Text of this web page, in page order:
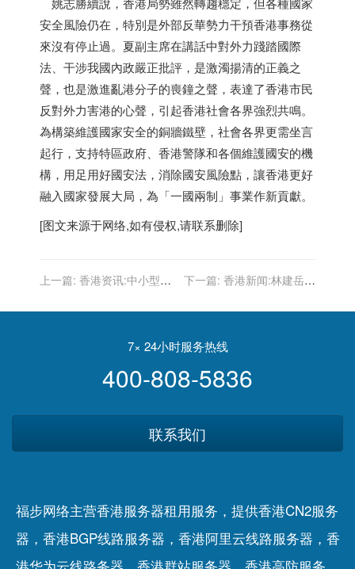
安全風險仍在，特別是外部反華勢力干預香港事務從
來沒有停止過。夏副主席在講話中對外力踐踏國際
法、干涉我國內政嚴正批評，是激濁揚清的正義之
聲，也是激進亂港分子的喪鐘之聲，表達了香港市民
反對外力害港的心聲，引起香港社會各界強烈共鳴。
為構築維護國家安全的銅牆鐵壁，社會各界更需坐言
起行，支持特區政府、 香港警隊和各個維護國安的機
構，用足用好國安法，消除國安風險點，讓香港更好
融入國家發展大局，為「一國兩制」事業作新貢獻。
[图文来源于网络,如有侵权,请联系删除]
上一篇: 香港资讯:中小型网
进行报价？
下一篇: 香港新闻:林建岳：
期穩定的發展環境
7× 24小时服务热线
400-808-5836
联系我们
福步网络主营香港服务器租用服务，提供香港CN2服务
器，香港BGP线路服务器，香港阿里云线路服务器，香